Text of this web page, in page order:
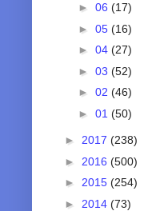
► 06 (17)
► 05 (16)
► 04 (27)
► 03 (52)
► 02 (46)
► 01 (50)
► 2017 (238)
► 2016 (500)
► 2015 (254)
► 2014 (73)